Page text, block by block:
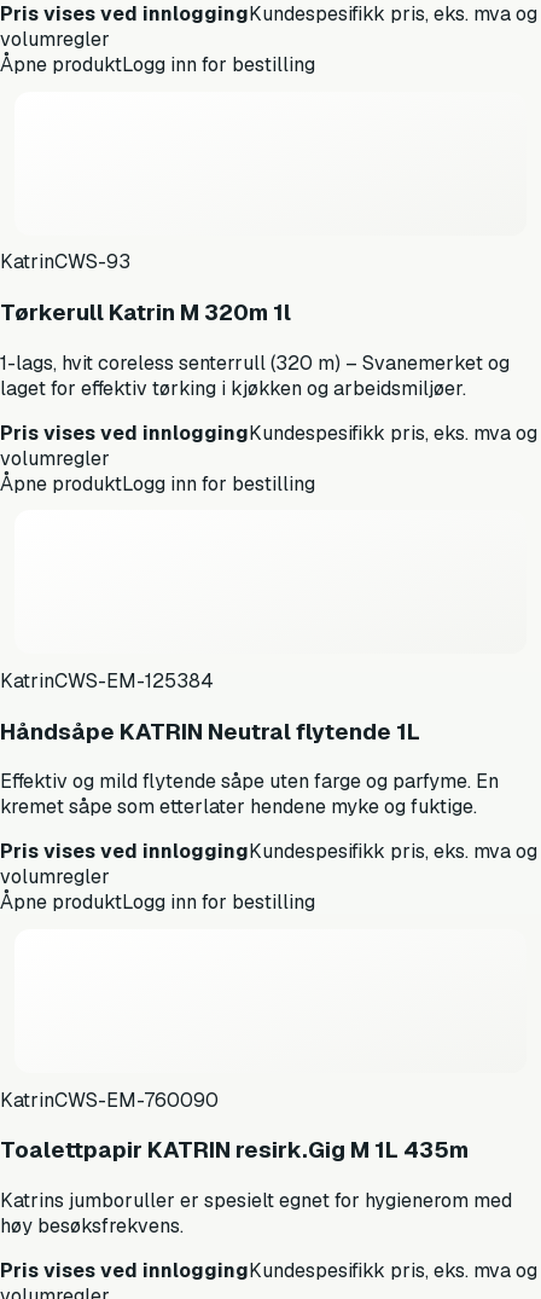
Pris vises ved innloggingKundespesifikk pris, eks. mva og
volumregler
Åpne produktLogg inn for bestilling
KatrinCWS-93
Tørkerull Katrin M 320m 1l
1-lags, hvit coreless senterrull (320 m) – Svanemerket og
laget for effektiv tørking i kjøkken og arbeidsmiljøer.
Pris vises ved innloggingKundespesifikk pris, eks. mva og
volumregler
Åpne produktLogg inn for bestilling
KatrinCWS-EM-125384
Håndsåpe KATRIN Neutral flytende 1L
Effektiv og mild flytende såpe uten farge og parfyme. En
kremet såpe som etterlater hendene myke og fuktige.
Pris vises ved innloggingKundespesifikk pris, eks. mva og
volumregler
Åpne produktLogg inn for bestilling
KatrinCWS-EM-760090
Toalettpapir KATRIN resirk.Gig M 1L 435m
Katrins jumboruller er spesielt egnet for hygienerom med
høy besøksfrekvens.
Pris vises ved innloggingKundespesifikk pris, eks. mva og